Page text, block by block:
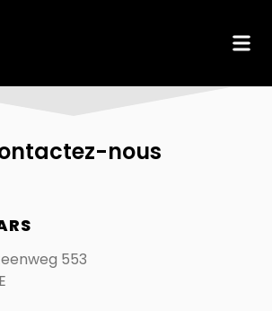
nous
553